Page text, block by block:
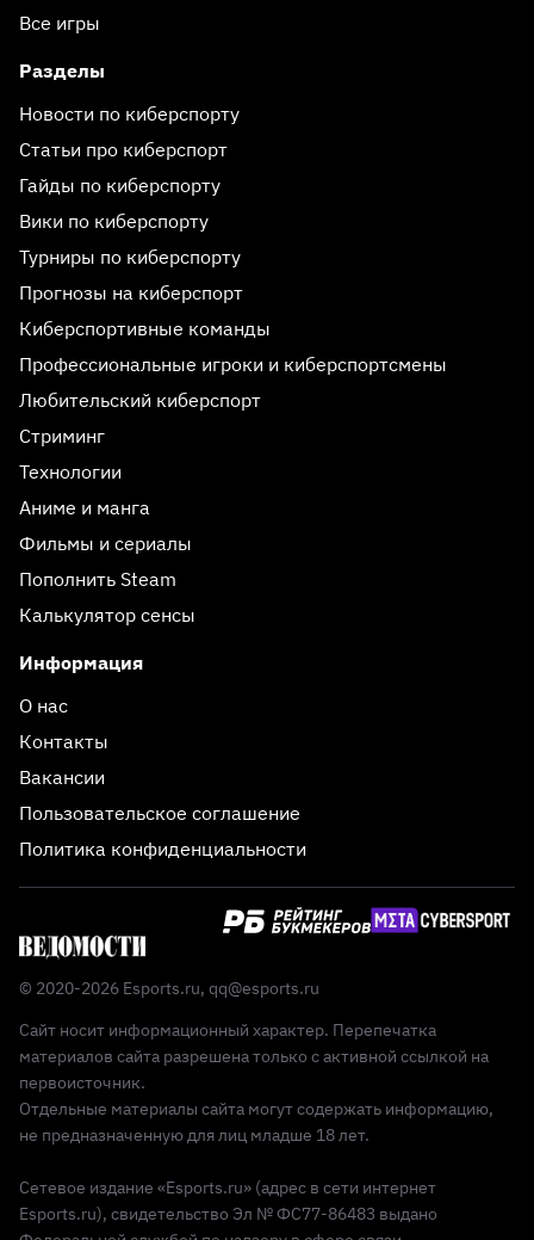
Все игры
Разделы
Новости по киберспорту
Статьи про киберспорт
Гайды по киберспорту
Вики по киберспорту
Турниры по киберспорту
Прогнозы на киберспорт
Киберспортивные команды
Профессиональные игроки и киберспортсмены
Любительский киберспорт
Стриминг
Технологии
Аниме и манга
Фильмы и сериалы
Пополнить Steam
Калькулятор сенсы
Информация
О нас
Контакты
Вакансии
Пользовательское соглашение
Политика конфиденциальности
© 2020-2026 Esports.ru, qq@esports.ru
Сайт носит информационный характер. Перепечатка
материалов сайта разрешена только с активной ссылкой на
первоисточник.
Отдельные материалы сайта могут содержать информацию,
не предназначенную для лиц младше 18 лет.
Сетевое издание «Esports.ru» (адрес в сети интернет
Esports.ru), свидетельство Эл № ФС77-86483 выдано